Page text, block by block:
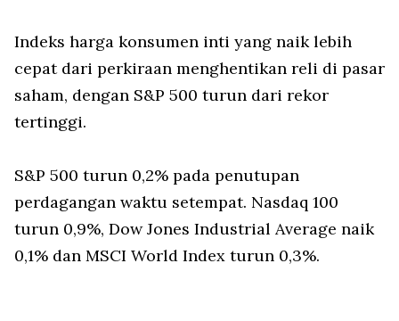
Indeks harga konsumen inti yang naik lebih
cepat dari perkiraan menghentikan reli di pasar
saham, dengan S&P 500 turun dari rekor
tertinggi.
S&P 500 turun 0,2% pada penutupan
perdagangan waktu setempat. Nasdaq 100
turun 0,9%, Dow Jones Industrial Average naik
0,1% dan MSCI World Index turun 0,3%.